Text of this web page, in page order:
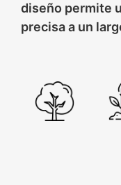
diseño permite
precisa a un